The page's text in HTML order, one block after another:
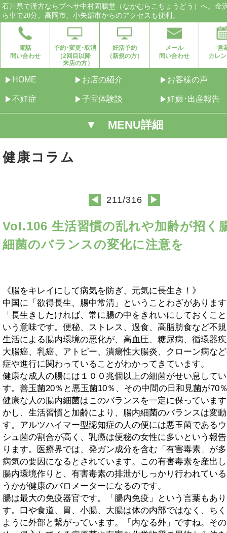
石川県で漢方ならブヘサ中村固腸堂（なかむらこちょうどう）へ。金
ら車で20分。高岡市、小矢部市からのアクセスも便利。
電話
問い合わせ
予約･変更･取消
（2回目以降
来店の方）
妊活予約
（新規の方）
メール
問い合わせ
営
カレ
HOME お店の紹介 お客様の声
不妊症 子宝体験談 妊娠･出産報告
▼ MENU詳細
健康コラム
◀ 211/316 ▶
Vol.106 生活習慣の乱れや加齢が招く
細菌のバランスの変化に注意を
《腸をキレイにして病気を防ぎ、元気に長生き！》
中国に「欲得長生、腸中常清」ということわざがありま
「長生きしたければ、常に腸の中をきれいにしておくこ
いう意味です。便秘、ストレス、過食、高脂肪食など不
生活による腸内環境の悪化が、高血圧、糖尿病、循環器
大腸癌、乳癌、アトピー、潰瘍性大腸炎、クローン病な
症や進行に関わっていることがわかってきています。
健康な成人の腸には１００兆個以上の細菌がせい息して
す。善玉菌20％と悪玉菌10％、その中間の日和見菌が70
健康な人の腸内細菌はこのバランスを一定に保っていま
かし、生活習慣と加齢により、腸内細菌のバランスは変
す。アルツハイマー型認知症の人の便には悪玉菌である
シュ菌の割合が高く、乳癌は便秘の女性に多いという報
ります。医療界では、発ガン成分を含む「有害毒素」が
病気の要因になるとされています。この有害毒素を産出
腸内環境作りと、有害毒素の排泄がしっかり行われてい
うかが健康のバロメーターになるのです。
腸は最大の免疫器官です。「腸内免疫」という言葉もあ
す。口や食道、胃、小腸、大腸は体の内部ではなく、ち
ように外部と繋がっています。「内なる外」ですね。そ